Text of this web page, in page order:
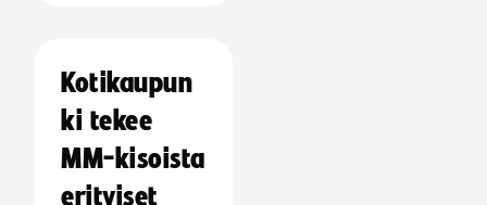
Kotikaupun
ki tekee
MM-kisoista
erityiset